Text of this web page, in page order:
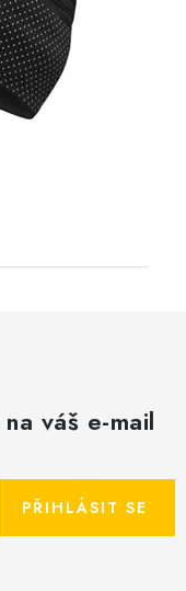
váš e-mail
PŘIHLÁSIT SE